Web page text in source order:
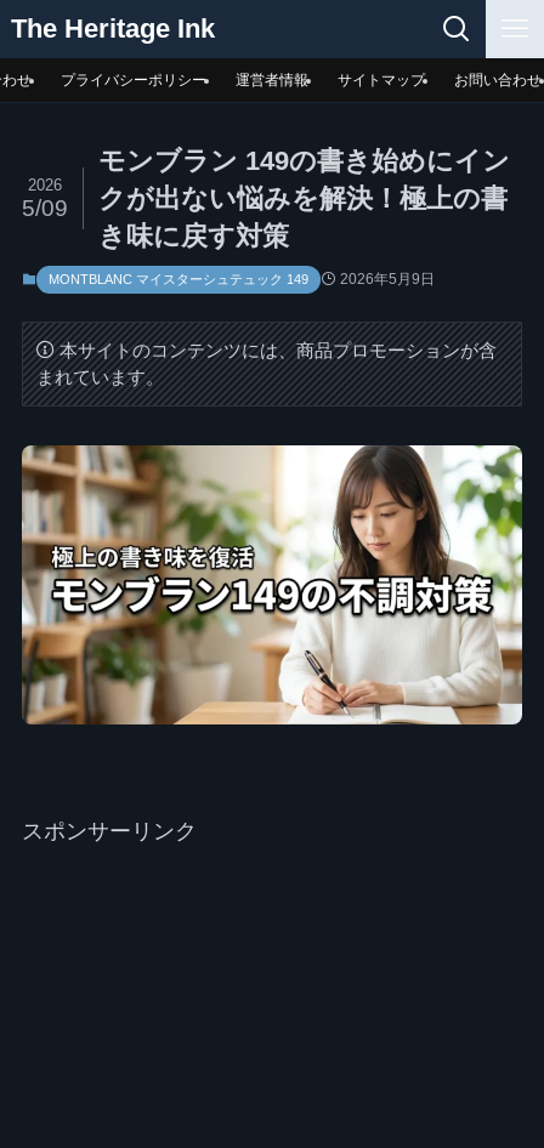
The Heritage Ink
せ プライバシーポリシー 運営者情報 サイトマップ お問い合わせ
モンブラン 149の書き始めにイン
クが出ない悩みを解決！極上の書
き味に戻す対策
2026
5/09
MONTBLANC マイスターシュテュック 149 2026年5月9日
本サイトのコンテンツには、商品プロモーションが含
まれています。
スポンサーリンク